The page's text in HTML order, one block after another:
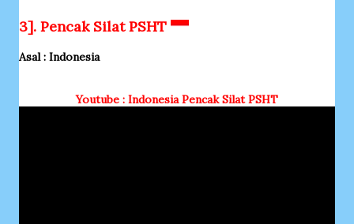
3]. Pencak Silat PSHT
Asal : Indonesia
Youtube : Indonesia Pencak Silat PSHT